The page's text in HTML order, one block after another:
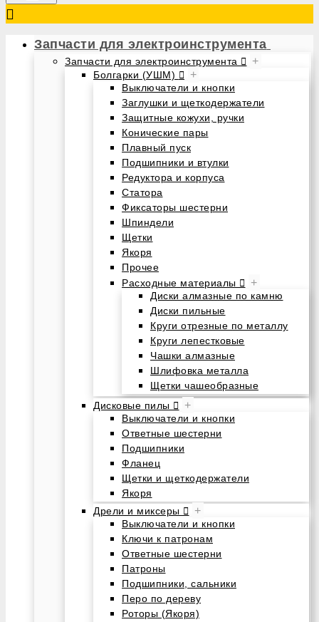
Запчасти для электроинструмента
Запчасти для электроинструмента +
Болгарки (УШМ) +
Выключатели и кнопки
Заглушки и щеткодержатели
Защитные кожухи, ручки
Конические пары
Плавный пуск
Подшипники и втулки
Редуктора и корпуса
Статора
Фиксаторы шестерни
Шпиндели
Щетки
Якоря
Прочее
Расходные материалы
+
Диски алмазные по камню
Диски пильные
Круги отрезные по металлу
Круги лепестковые
Чашки алмазные
Шлифовка металла
Щетки чашеобразные
Дисковые пилы
+
Выключатели и кнопки
Ответные шестерни
Подшипники
Фланец
Щетки и щеткодержатели
Якоря
Дрели и миксеры
+
Выключатели и кнопки
Ключи к патронам
Ответные шестерни
Патроны
Подшипники, сальники
Перо по дереву
Роторы (Якоря)